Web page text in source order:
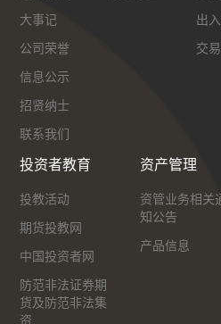
大事记
公司荣誉
信息公示
招贤纳士
联系我们
出
交
投资者教育
投教活动
期货投教网
中国投资者网
防范非法证券期
货及防范非法集
资
资产管理
资管业务相关
知公告
产品信息